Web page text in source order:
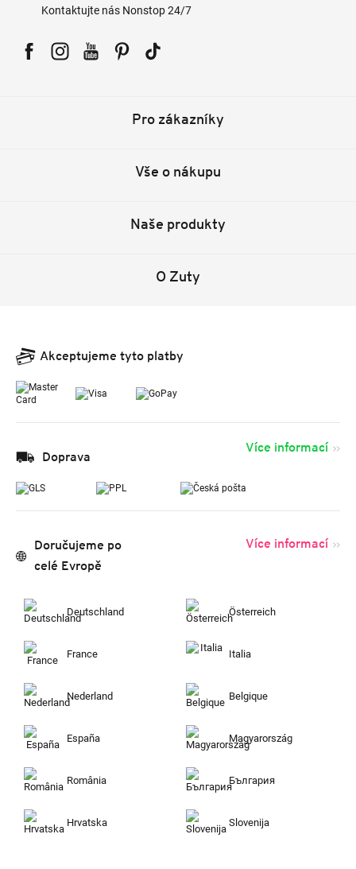
Kontaktujte nás Nonstop 24/7
Pro zákazníky
Vše o nákupu
Naše produkty
O Zuty
Akceptujeme tyto platby
Doprava
Více informací
Doručujeme po
celé Evropě
Více informací
Deutschland Österreich
France Italia
Nederland Belgique
España Magyarország
România България
Hrvatska Slovenija